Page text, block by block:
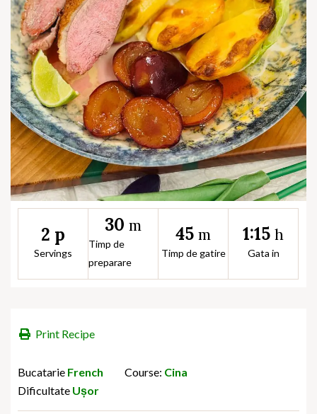
2 p
Servings
30 m
Timp de
preparare
45 m
Timp de gatire
1:15 h
Gata in
Print Recipe
Bucatarie French Course: Cina
Dificultate Ușor